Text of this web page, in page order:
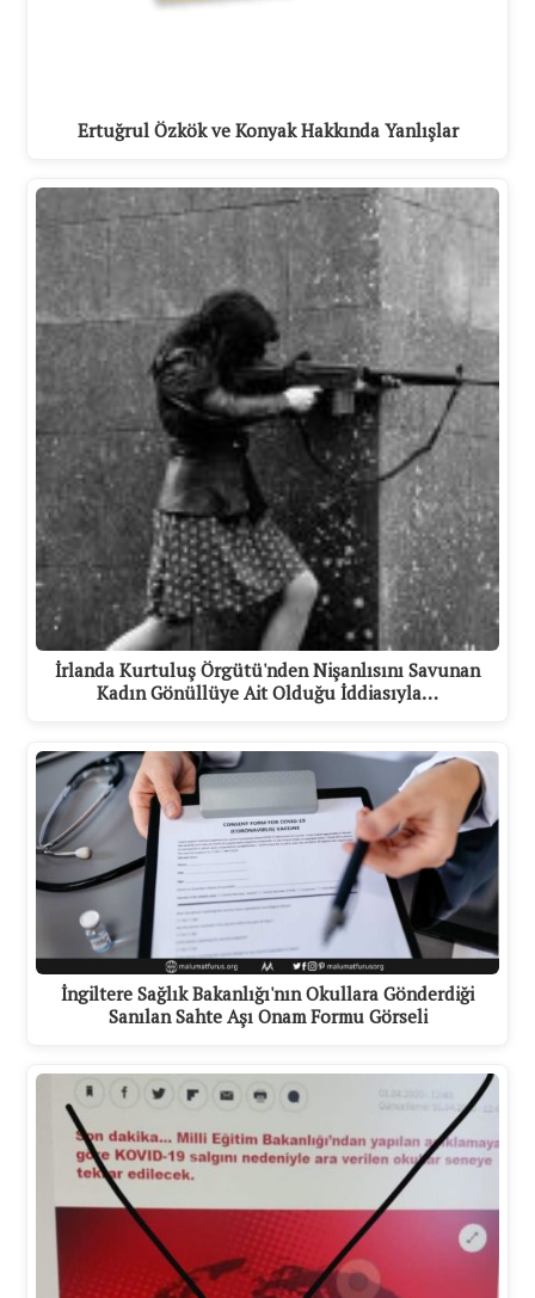
Ertuğrul Özkök ve Konyak Hakkında Yanlışlar
İrlanda Kurtuluş Örgütü'nden Nişanlısını Savunan
Kadın Gönüllüye Ait Olduğu İddiasıyla…
İngiltere Sağlık Bakanlığı'nın Okullara Gönderdiği
Sanılan Sahte Aşı Onam Formu Görseli